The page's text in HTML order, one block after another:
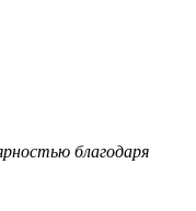
благодаря